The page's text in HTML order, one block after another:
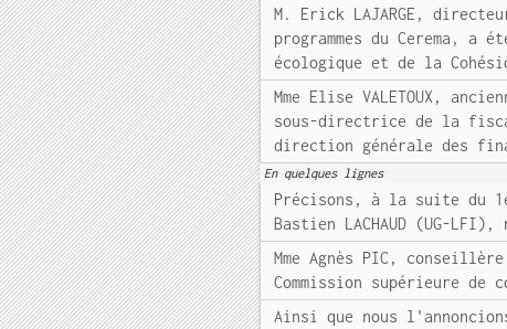
M. Erick LAJARGE,
programmes du Cerema,
écologique et de la
Mme Elise VALETOUX,
sous-directrice de la
direction générale des
En quelques lignes
Précisons, à la suite du
Bastien LACHAUD (UG-
Mme Agnès PIC,
Commission supérieure de
Ainsi que nous